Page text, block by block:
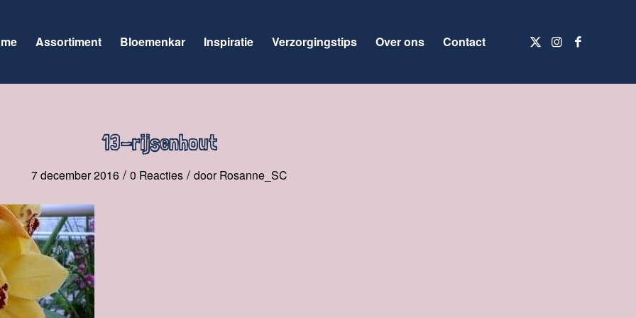
Assortiment Bloemenkar Inspiratie Verzorgingstips Over ons Contact
13-rijsenhout
7 december 2016 / 0 Reacties / door Rosanne_SC